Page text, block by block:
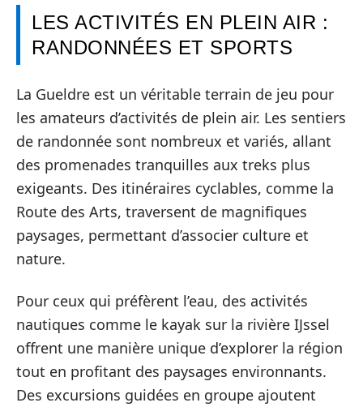
LES ACTIVITÉS EN PLEIN AIR :
RANDONNÉES ET SPORTS
La Gueldre est un véritable terrain de jeu pour
les amateurs d’activités de plein air. Les sentiers
de randonnée sont nombreux et variés, allant
des promenades tranquilles aux treks plus
exigeants. Des itinéraires cyclables, comme la
Route des Arts, traversent de magnifiques
paysages, permettant d’associer culture et
nature.
Pour ceux qui préfèrent l’eau, des activités
nautiques comme le kayak sur la rivière IJssel
offrent une manière unique d’explorer la région
tout en profitant des paysages environnants.
Des excursions guidées en groupe ajoutent